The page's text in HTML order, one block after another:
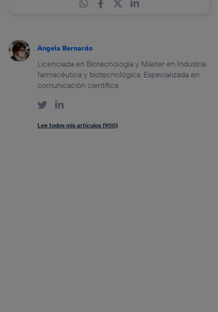
Angela Bernardo
Licenciada en Biotecnología y Máster en Industria
farmacéutica y biotecnológica. Especializada en
comunicación científica.
Lee todos mis artículos (900)